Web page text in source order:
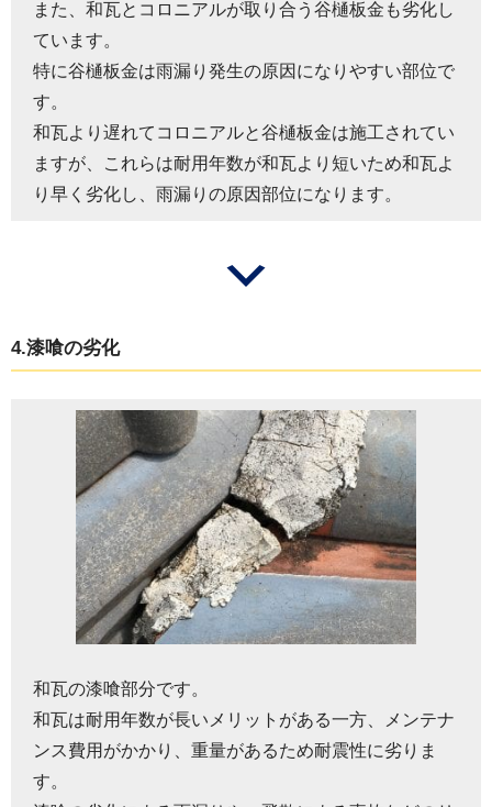
また、和瓦とコロニアルが取り合う谷樋板金も劣化し
ています。
特に谷樋板金は雨漏り発生の原因になりやすい部位で
す。
和瓦より遅れてコロニアルと谷樋板金は施工されてい
ますが、これらは耐用年数が和瓦より短いため和瓦よ
り早く劣化し、雨漏りの原因部位になります。
4.漆喰の劣化
和瓦の漆喰部分です。
和瓦は耐用年数が長いメリットがある一方、メンテナ
ンス費用がかかり、重量があるため耐震性に劣りま
す。